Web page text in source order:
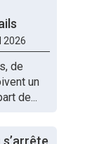
2026
de
un
de...